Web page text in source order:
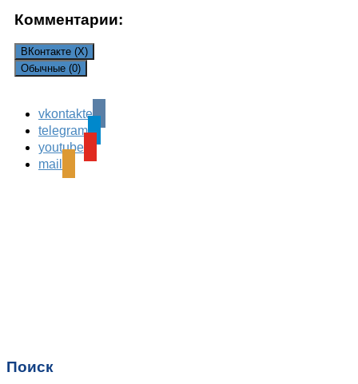
Комментарии:
ВКонтакте (X)
Обычные (0)
Leave a Reply
Ваш адрес email не будет опубликован.
поля помечены
vkontakte
telegram
youtube
mail
Поиск